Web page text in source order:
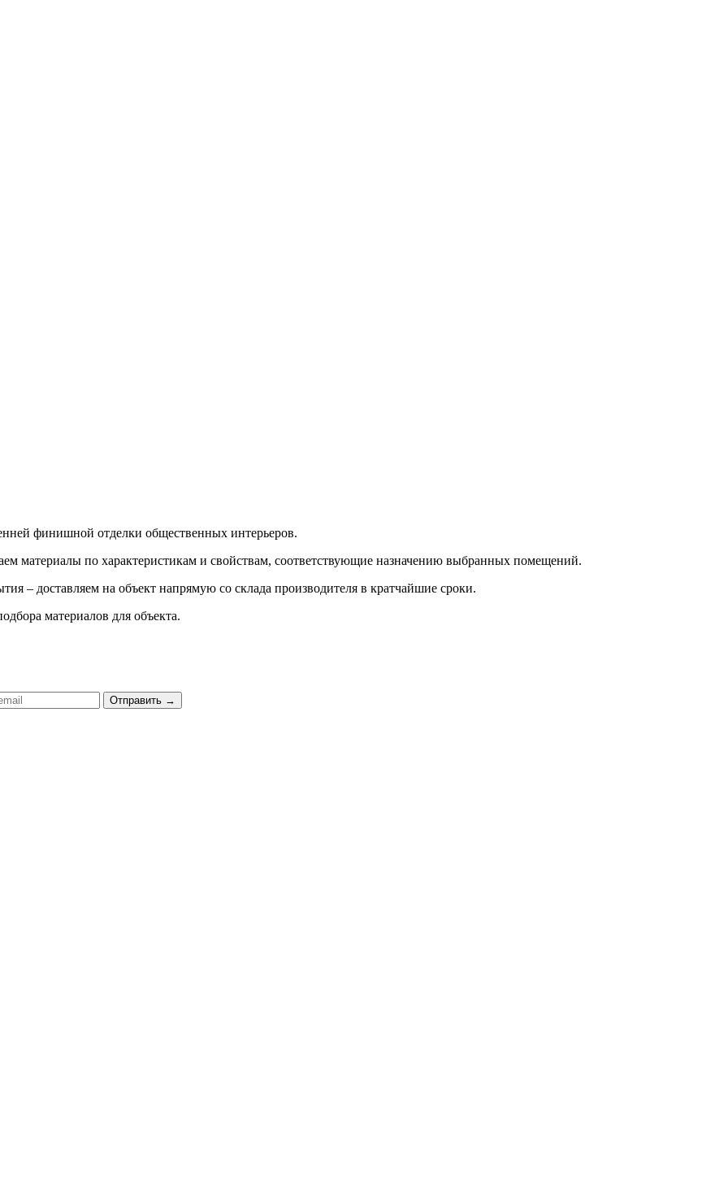
финишной отделки общественных интерьеров.
материалы по характеристикам и свойствам, соответствующие назначению выбранных помещений.
– доставляем на объект напрямую со склада производителя в кратчайшие сроки.
материалов для объекта.
Отправить →